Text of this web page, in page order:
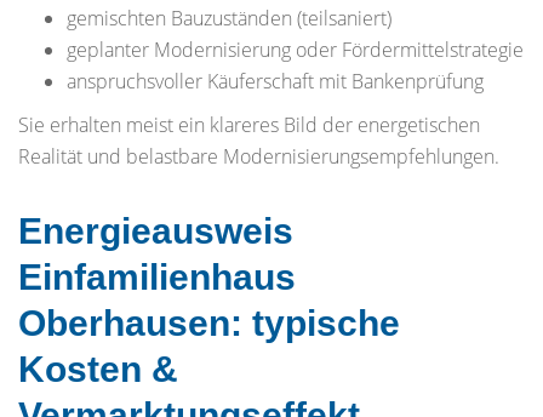
gemischten Bauzuständen (teilsaniert)
geplanter Modernisierung oder Fördermittelstrategie
anspruchsvoller Käuferschaft mit Bankenprüfung
Sie erhalten meist ein klareres Bild der energetischen
Realität und belastbare Modernisierungsempfehlungen.
Energieausweis
Einfamilienhaus
Oberhausen: typische
Kosten &